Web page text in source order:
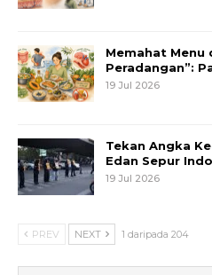
Memahat Menu
Peradangan”:
19 Jul 2026
Tekan Angka
Edan Sepur
19 Jul 2026
PREV NEXT 1 daripada 204